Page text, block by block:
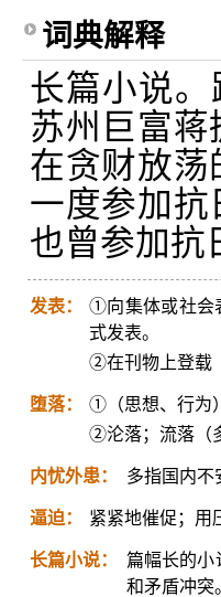
词典解释
长篇小说
苏州巨富
在贪财放
一度参加
也曾参加抗
发表：
①向集体或社会
式发表。
②在刊物上登载
堕落：
①（思想、行为
②沦落；流落（
内忧外患： 多指国内不
逼迫： 紧紧地催促；用
长篇小说：
篇幅长的小
和矛盾冲突